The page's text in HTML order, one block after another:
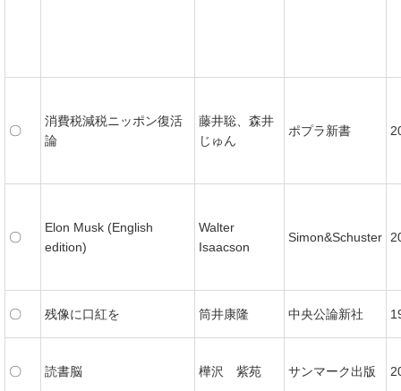
〇
消費税減税ニッポン復活
論
藤井聡、森井
じゅん
ポプラ新書
〇
Elon Musk (English
edition)
Walter
Isaacson
Simon&Schuster
〇 残像に口紅を 筒井康隆 中央公論新社
〇 読書脳 樺沢 紫苑 サンマーク出版